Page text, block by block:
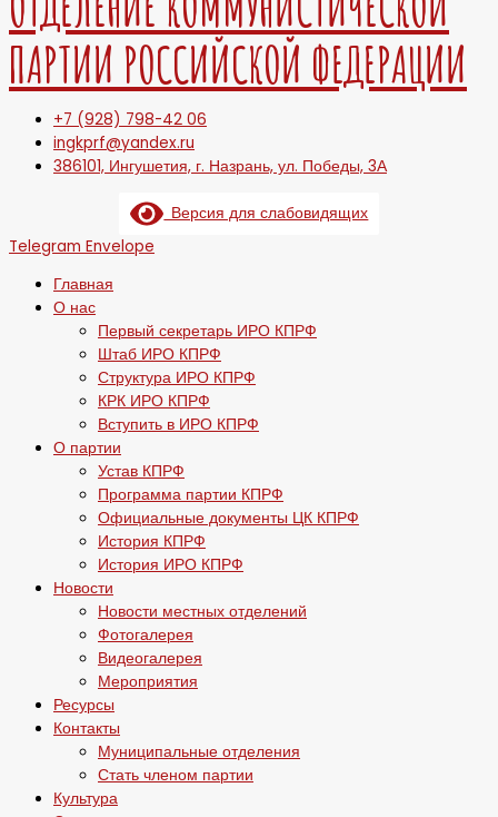
ПАРТИИ РОССИЙСКОЙ ФЕДЕРАЦИИ
+7 (928) 798-42 06
ingkprf@yandex.ru
386101, Ингушетия, г. Назрань, ул. Победы, 3А
Версия для слабовидящих
Telegram Envelope
Главная
О нас
Первый секретарь ИРО КПРФ
Штаб ИРО КПРФ
Структура ИРО КПРФ
КРК ИРО КПРФ
Вступить в ИРО КПРФ
О партии
Устав КПРФ
Программа партии КПРФ
Официальные документы ЦК КПРФ
История КПРФ
История ИРО КПРФ
Новости
Новости местных отделений
Фотогалерея
Видеогалерея
Мероприятия
Ресурсы
Контакты
Муниципальные отделения
Стать членом партии
Культура